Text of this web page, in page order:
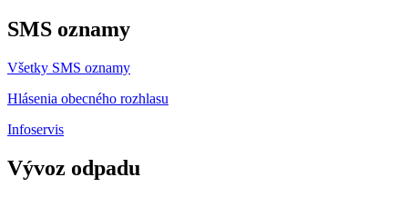
SMS oznamy
Všetky SMS oznamy
Hlásenia obecného rozhlasu
Infoservis
Vývoz odpadu